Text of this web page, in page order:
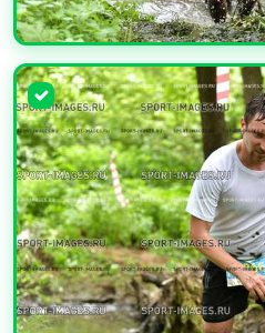
УВЕЛИЧИТЬ